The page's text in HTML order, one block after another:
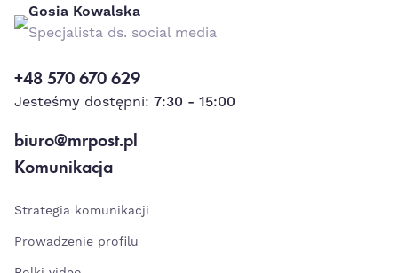
Gosia Kowalska
Specjalista ds. social media
+48 570 670 629
Jesteśmy dostępni: 7:30 - 15:00
biuro@mrpost.pl
Komunikacja
Strategia komunikacji
Prowadzenie profilu